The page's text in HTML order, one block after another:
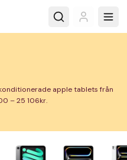
apple tablets från
– 25 106kr.